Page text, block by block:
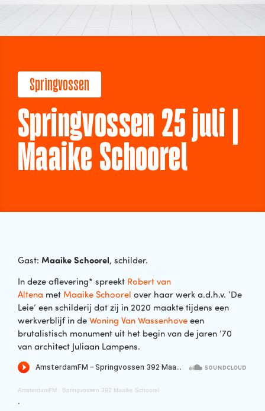
Springvossen
Springvossen 25 juli |
Maaike Schoorel
Gast: Maaike Schoorel, schilder.
In deze aflevering* spreekt Robert van
Altena met Maaike Schoorel over haar werk a.d.h.v. ‘De
Leie’ een schilderij dat zij in 2020 maakte tijdens een
werkverblijf in de Woning Van Wassenhove een
brutalistisch monument uit het begin van de jaren ’70
van architect Juliaan Lampens.
AmsterdamFM · Springvossen 392 Maaike Schoorel
.